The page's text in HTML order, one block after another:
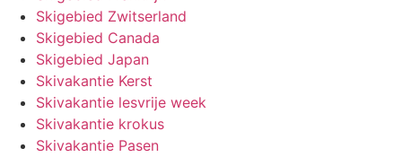
Skigebied Zwitserland
Skigebied Canada
Skigebied Japan
Skivakantie Kerst
Skivakantie lesvrije week
Skivakantie krokus
Skivakantie Pasen